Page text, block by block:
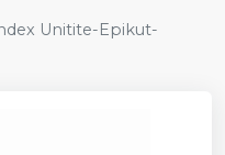
Unitite-Epikut-